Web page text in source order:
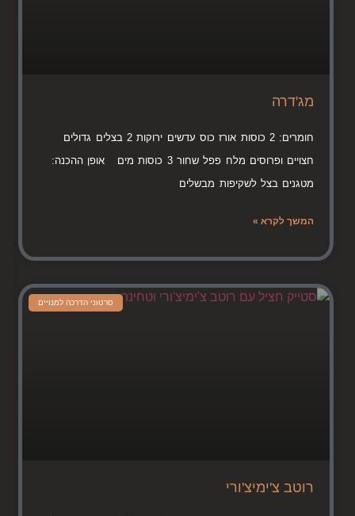
מג'דרה
חומרים: 2 כוסות אורז כוס עדשים ירוקות 2 בצלים גדולים
חצויים ופרוסים מלח פפל שחור 3 כוסות מים אופן ההכנה:
מטגנים בצל לשקיפות מבשלים
המשך לקרא »
סרטוני הדרכה למנויים
רוטב צ'ימיצ'ורי